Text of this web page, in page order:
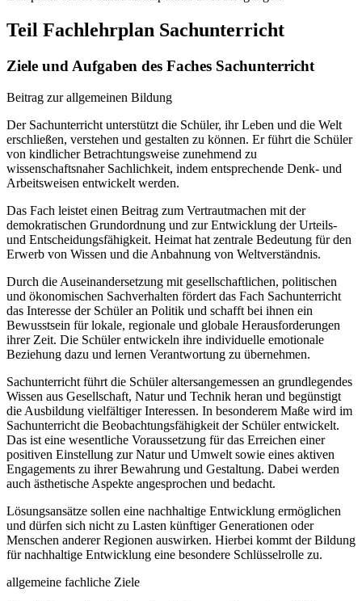
Teil Fachlehrplan Sachunterricht
Ziele und Aufgaben des Faches Sachunterricht
Beitrag zur allgemeinen Bildung
Der Sachunterricht unterstützt die Schüler, ihr Leben und die Welt
erschließen, verstehen und gestalten zu können. Er führt die Schüler
von kindlicher Betrachtungsweise zunehmend zu
wissenschaftsnaher Sachlichkeit, indem entsprechende Denk- und
Arbeitsweisen entwickelt werden.
Das Fach leistet einen Beitrag zum Vertrautmachen mit der
demokratischen Grundordnung und zur Entwicklung der Urteils-
und Entscheidungsfähigkeit. Heimat hat zentrale Bedeutung für den
Erwerb von Wissen und die Anbahnung von Weltverständnis.
Durch die Auseinandersetzung mit gesellschaftlichen, politischen
und ökonomischen Sachverhalten fördert das Fach Sachunterricht
das Interesse der Schüler an Politik und schafft bei ihnen ein
Bewusstsein für lokale, regionale und globale Herausforderungen
ihrer Zeit. Die Schüler entwickeln ihre individuelle emotionale
Beziehung dazu und lernen Verantwortung zu übernehmen.
Sachunterricht führt die Schüler altersangemessen an grundlegendes
Wissen aus Gesellschaft, Natur und Technik heran und begünstigt
die Ausbildung vielfältiger Interessen. In besonderem Maße wird im
Sachunterricht die Beobachtungsfähigkeit der Schüler entwickelt.
Das ist eine wesentliche Voraussetzung für das Erreichen einer
positiven Einstellung zur Natur und Umwelt sowie eines aktiven
Engagements zu ihrer Bewahrung und Gestaltung. Dabei werden
auch ästhetische Aspekte angesprochen und bedacht.
Lösungsansätze sollen eine nachhaltige Entwicklung ermöglichen
und dürfen sich nicht zu Lasten künftiger Generationen oder
Menschen anderer Regionen auswirken. Hierbei kommt der Bildung
für nachhaltige Entwicklung eine besondere Schlüsselrolle zu.
allgemeine fachliche Ziele